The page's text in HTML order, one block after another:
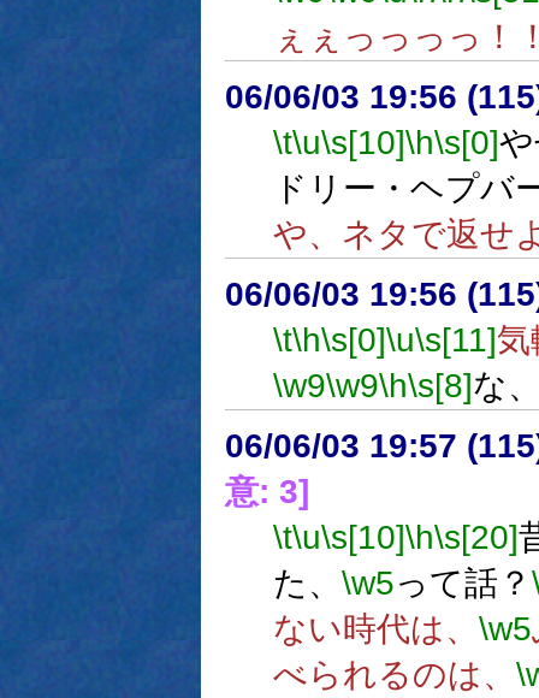
ぇぇっっっっ！
06/06/03 19:56
\t\u\s[10]\h\s[0]
ドリー・ヘプバ
や、ネタで返せ
06/06/03 19:56
\t\h\s[0]\u\s[11]気
\w9\w9\h\s[8]な
06/06/03 19:57
意: 3]
\t\u\s[10]\h\s[20]
た、 \w5って話？
ない時代は、 \w5
べられるのは、